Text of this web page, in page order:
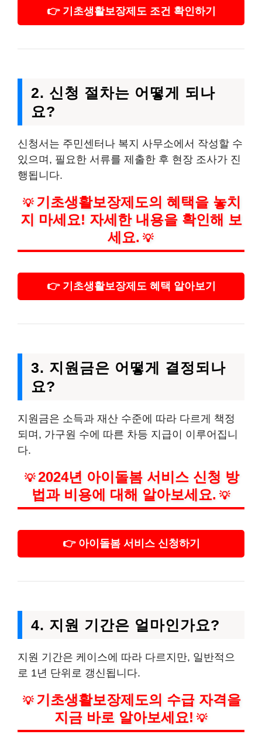
👉 기초생활보장제도 조건 확인하기
2. 신청 절차는 어떻게 되나
요?
신청서는 주민센터나 복지 사무소에서 작성할 수
있으며, 필요한 서류를 제출한 후 현장 조사가 진
행됩니다.
💡 기초생활보장제도의 혜택을 놓치
지 마세요! 자세한 내용을 확인해 보
세요. 💡
👉 기초생활보장제도 혜택 알아보기
3. 지원금은 어떻게 결정되나
요?
지원금은 소득과 재산 수준에 따라 다르게 책정
되며, 가구원 수에 따른 차등 지급이 이루어집니
다.
💡 2024년 아이돌봄 서비스 신청 방
법과 비용에 대해 알아보세요. 💡
👉 아이돌봄 서비스 신청하기
4. 지원 기간은 얼마인가요?
지원 기간은 케이스에 따라 다르지만, 일반적으
로 1년 단위로 갱신됩니다.
💡 기초생활보장제도의 수급 자격을
지금 바로 알아보세요! 💡